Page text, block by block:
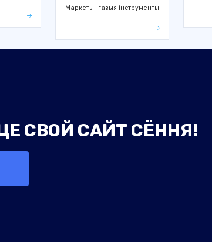
Маркетынгавыя інструменты
СВОЙ САЙТ СЁННЯ!